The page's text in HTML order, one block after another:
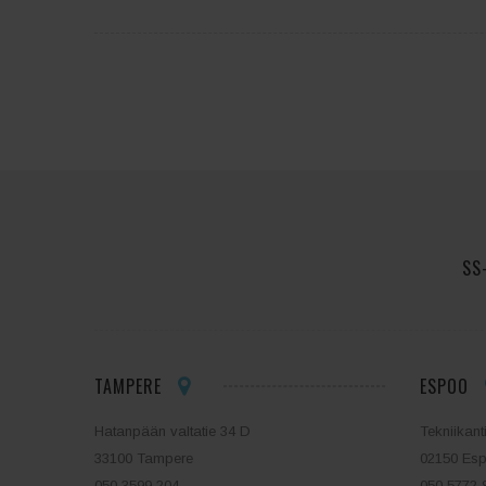
TAMPERE
Hatanpään valtatie 34 D
33100 Tampere
ESPOO
02150